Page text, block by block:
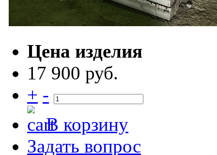
Цена изделия
17 900 руб.
+ -
В корзину
Задать вопрос